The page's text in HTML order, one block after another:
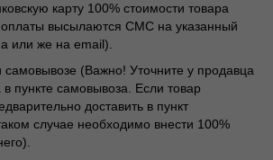
карту 100% стоимости товара
оплаты высылаются СМС на указанный
или же на email).
(Важно! Уточните у продавца
пункте самовывоза. Если товар
доставить в пункт
случае необходимо внести 100%